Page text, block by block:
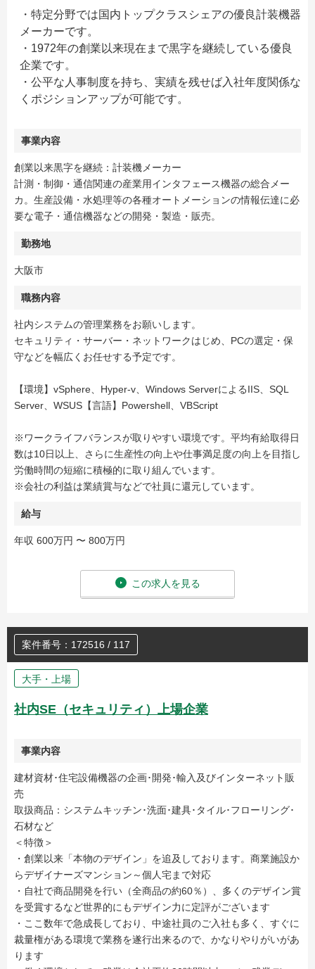
・特定分野では国内トップクラスシェアの優良計装機器
メーカーです。
・1972年の創業以来現在まで黒字を継続している優良
企業です。
・公平な人事制度を持ち、実績を残せば入社年度関係な
くポジションアップが可能です。
事業内容
創業以来黒字を継続：計装機メーカー
計測・制御・通信関連の産業用インタフェース機器の総合メー
カ。生産設備・水処理等の各種オートメーションの情報伝達に必
要な電子・通信機器などの開発・製造・販売。
勤務地
大阪市
職務内容
社内システムの管理業務をお願いします。
セキュリティ・サーバー・ネットワークはじめ、PCの選定・保
守などを幅広くお任せする予定です。
【環境】vSphere、Hyper-v、Windows ServerによるIIS、SQL
Server、WSUS【言語】Powershell、VBScript
※ワークライフバランスが取りやすい環境です。平均有給取得日
数は10日以上、さらに生産性の向上や仕事満足度の向上を目指し
労働時間の短縮に積極的に取り組んでいます。
※会社の利益は業績賞与などで社員に還元しています。
給与
年収 600万円 〜 800万円
この求人を見る
案件番号：172516 / 117
大手・上場
社内SE（セキュリティ）上場企業
事業内容
建材資材･住宅設備機器の企画･開発･輸入及びインターネット販
売
取扱商品：システムキッチン･洗面･建具･タイル･フローリング･
石材など
＜特徴＞
・創業以来「本物のデザイン」を追及しております。商業施設か
らデザイナーズマンション～個人宅まで対応
・自社で商品開発を行い（全商品の約60％）、多くのデザイン賞
を受賞するなど世界的にもデザイン力に定評がございます
・ここ数年で急成長しており、中途社員のご入社も多く、すぐに
裁量権がある環境で業務を遂行出来るので、かなりやりがいがあ
ります